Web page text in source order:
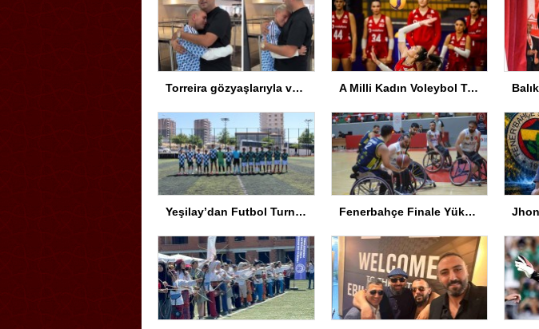
Torreira gözyaşlarıyla veda etti: Seni çok özleyeceğim A Milli Kadın Voleybol Takımı VNL’de Ankara’da
Yeşilay’dan Futbol Turnuvası Fenerbahçe Finale Yükseldi